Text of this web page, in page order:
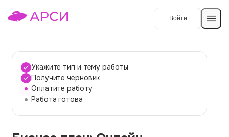
Войти
Темы работ
О сервисе
Укажите тип и тему работы
Получите черновик
Оплатите работу
Работа готова